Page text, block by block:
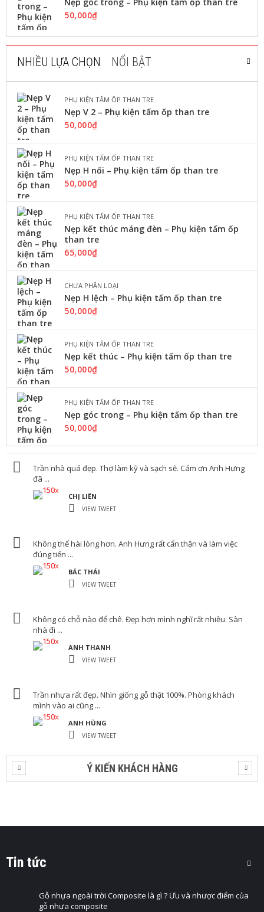
50,000₫
NHIỀU LỰA CHỌN NỔI BẬT
PHỤ KIỆN TẤM ỐP THAN TRE
Nẹp V 2 – Phụ kiện tấm ốp than tre
50,000₫
PHỤ KIỆN TẤM ỐP THAN TRE
Nẹp H nối – Phụ kiện tấm ốp than tre
50,000₫
PHỤ KIỆN TẤM ỐP THAN TRE
Nẹp kết thúc máng đèn – Phụ kiện tấm ốp
than tre
65,000₫
CHƯA PHÂN LOẠI
Nẹp H lệch – Phụ kiện tấm ốp than tre
50,000₫
PHỤ KIỆN TẤM ỐP THAN TRE
Nẹp kết thúc – Phụ kiện tấm ốp than tre
50,000₫
PHỤ KIỆN TẤM ỐP THAN TRE
Nẹp góc trong – Phụ kiện tấm ốp than tre
50,000₫
Trần nhà quá đẹp. Thợ làm kỹ và sạch sẽ. Cám ơn Anh Hưng
đã ...
CHỊ LIÊN
VIEW TWEET
Không thể hài lòng hơn. Anh Hưng rất cẩn thận và làm việc
đúng tiến ...
BÁC THÁI
VIEW TWEET
Không có chỗ nào để chê. Đẹp hơn mình nghĩ rất nhiều. Sàn
nhà đi ...
ANH THANH
VIEW TWEET
Trần nhựa rất đẹp. Nhìn giống gỗ thật 100%. Phòng khách
mình vào ai cũng ...
ANH HÙNG
VIEW TWEET
Ý KIẾN KHÁCH HÀNG
Tin tức
Gỗ nhựa ngoài trời Composite là gì ? Ưu và nhược điểm của
gỗ nhựa composite